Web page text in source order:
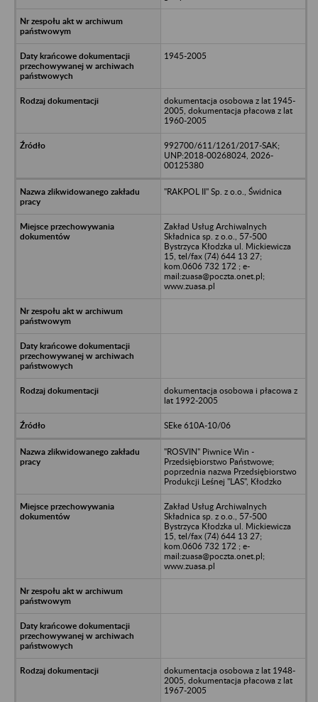
1945-2005
dokumentacja osobowa z lat 1945-
2005, dokumentacja płacowa z lat
1960-2005
992700/611/1261/2017-SAK;
UNP:2018-00268024, 2026-
00125380
"RAKPOL II" Sp. z o.o., Świdnica
Zakład Usług Archiwalnych
Składnica sp. z o.o., 57-500
Bystrzyca Kłodzka ul. Mickiewicza
15, tel/fax (74) 644 13 27;
kom.0606 732 172 ; e-
mail:zuasa@poczta.onet.pl;
www.zuasa.pl
dokumentacja osobowa i płacowa z
lat 1992-2005
SEke 610A-10/06
"ROSVIN" Piwnice Win -
Przedsiębiorstwo Państwowe;
poprzednia nazwa Przedsiębiorstwo
Produkcji Leśnej "LAS", Kłodzko
Zakład Usług Archiwalnych
Składnica sp. z o.o., 57-500
Bystrzyca Kłodzka ul. Mickiewicza
15, tel/fax (74) 644 13 27;
kom.0606 732 172 ; e-
mail:zuasa@poczta.onet.pl;
www.zuasa.pl
dokumentacja osobowa z lat 1948-
2005, dokumentacja płacowa z lat
1967-2005